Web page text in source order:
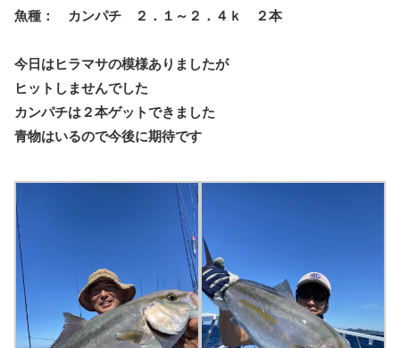
魚種： カンパチ ２．１～２．４ｋ ２本
今日はヒラマサの模様ありましたが
ヒットしませんでした
カンパチは２本ゲットできました
青物はいるので今後に期待です